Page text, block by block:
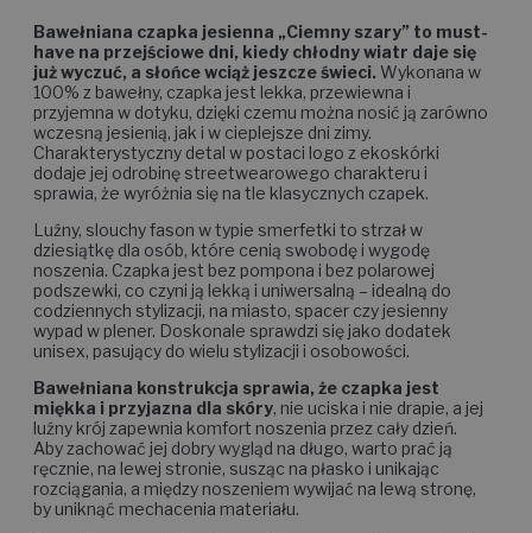
Bawełniana czapka jesienna „Ciemny szary” to must-
have na przejściowe dni, kiedy chłodny wiatr daje się
już wyczuć, a słońce wciąż jeszcze świeci. Wykonana w
100% z bawełny, czapka jest lekka, przewiewna i
przyjemna w dotyku, dzięki czemu można nosić ją zarówno
wczesną jesienią, jak i w cieplejsze dni zimy.
Charakterystyczny detal w postaci logo z ekoskórki
dodaje jej odrobinę streetwearowego charakteru i
sprawia, że wyróżnia się na tle klasycznych czapek.
Luźny, slouchy fason w typie smerfetki to strzał w
dziesiątkę dla osób, które cenią swobodę i wygodę
noszenia. Czapka jest bez pompona i bez polarowej
podszewki, co czyni ją lekką i uniwersalną – idealną do
codziennych stylizacji, na miasto, spacer czy jesienny
wypad w plener. Doskonale sprawdzi się jako dodatek
unisex, pasujący do wielu stylizacji i osobowości.
Bawełniana konstrukcja sprawia, że czapka jest
miękka i przyjazna dla skóry, nie uciska i nie drapie, a jej
luźny krój zapewnia komfort noszenia przez cały dzień.
Aby zachować jej dobry wygląd na długo, warto prać ją
ręcznie, na lewej stronie, susząc na płasko i unikając
rozciągania, a między noszeniem wywijać na lewą stronę,
by uniknąć mechacenia materiału.